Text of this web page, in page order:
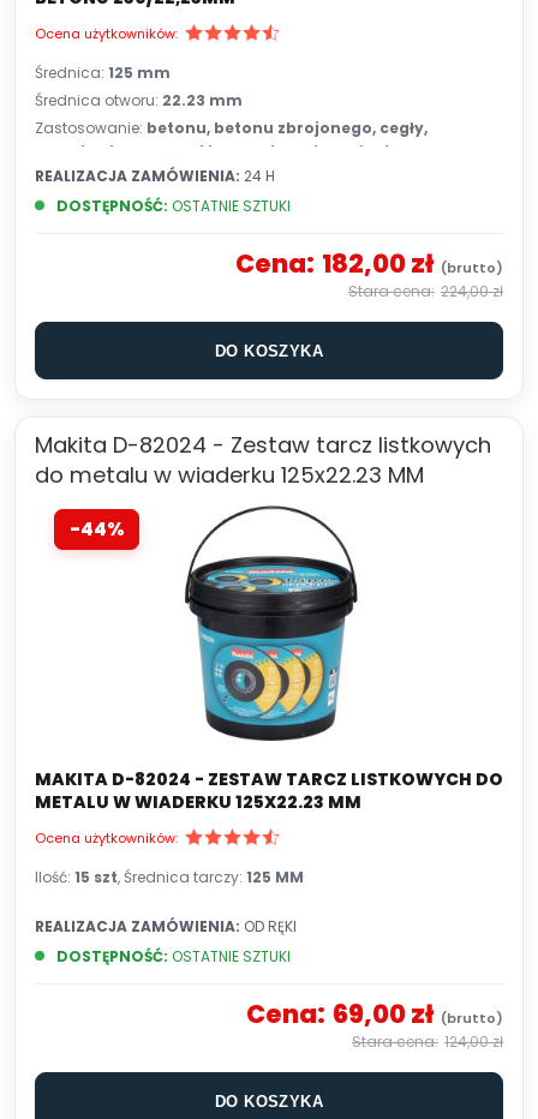
Ocena użytkowników:
Średnica: 125 mm
Średnica otworu: 22.23 mm
Zastosowanie: betonu, betonu zbrojonego, cegły,
dachówki betonowej i ceramicznej, wapienia
DOSTĘPNOŚĆ: OSTATNIE SZTUKI
REALIZACJA ZAMÓWIENIA: 24 H
Cena: 182,00 zł
224,00 zł
DO KOSZYKA
Makita D-82024 - Zestaw tarcz listkowych
do metalu w wiaderku 125x22.23 MM
-44%
MAKITA D-82024 - ZESTAW TARCZ LISTKOWYCH DO
METALU W WIADERKU 125X22.23 MM
Ocena użytkowników:
Ilość: 15 szt, Średnica tarczy: 125 MM
DOSTĘPNOŚĆ: OSTATNIE SZTUKI
REALIZACJA ZAMÓWIENIA: OD RĘKI
Cena: 69,00 zł
124,00 zł
DO KOSZYKA